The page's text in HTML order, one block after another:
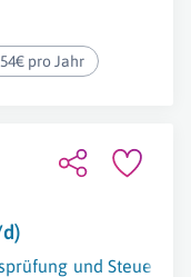
pro Jahr
und